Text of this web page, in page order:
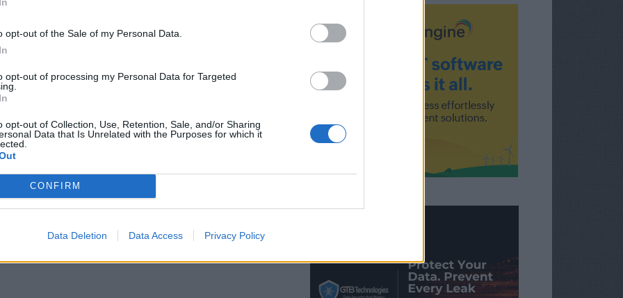
opt-out of the Sale of my Personal Data.
opt-out of processing my Personal Data for Targeted
opt-out of Collection, Use, Retention, Sale, and/or Sharing
Data that Is Unrelated with the Purposes for which it
CONFIRM
Data Deletion Data Access Privacy Policy
στην υπερβολική εμπιστοσύνη),
θα συνεχίσουν να έλκονται όλο και περισσότερο
τα Windows 8. Το τελευταίο
όλους τους προκατόχους του, θα υποστούν
πρόκειται να επικεντρωθούν μόνο σε αυτό το
ότι οι δημιουργίες τους λειτουργούν εξίσου
και Windows 8.
συστήματος της Microsoft είναι ότι τρέχει
Για το λόγο αυτό, αν αναπτυχθούν
την κλοπή πληροφοριών, ανεξάρτητα από τον
μπορούσαμε να δούμε συγκεκριμένη ανάπτυξη
επιθέσεις σε ένα νέο επίπεδο.